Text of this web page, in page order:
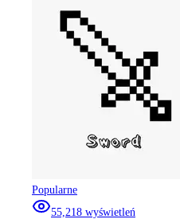
Popularne
55,218 wyświetleń